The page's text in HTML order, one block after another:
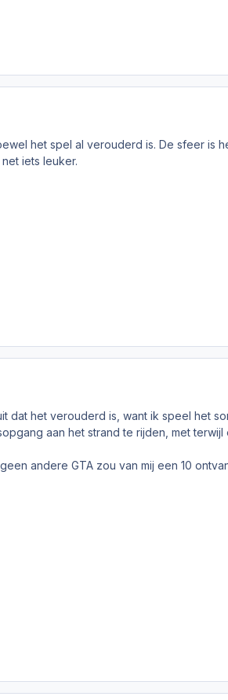
het spel al verouderd is. De sfeer is
iets leuker.
dat het verouderd is, want ik speel het
aan het strand te rijden, met terwijl
andere GTA zou van mij een 10